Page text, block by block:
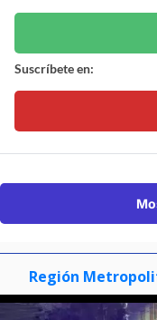
Suscríbete en:
Región